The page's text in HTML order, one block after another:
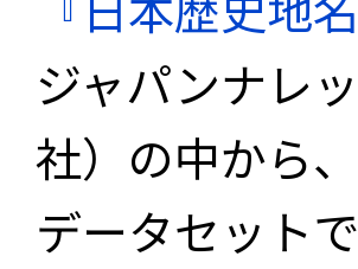
ジャパンナレ
社）の中から
データセット